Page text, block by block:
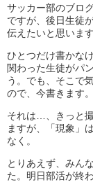
サッカー部のブロ
ですが、後日生徒
伝えたいと思います
ひとつだけ書かな
関わった生徒がパ
う。でも、そこで
ので、今書きます。
それは…、きっと
ますが、「現象」
なく。
とりあえず、みん
た。明日部活が終